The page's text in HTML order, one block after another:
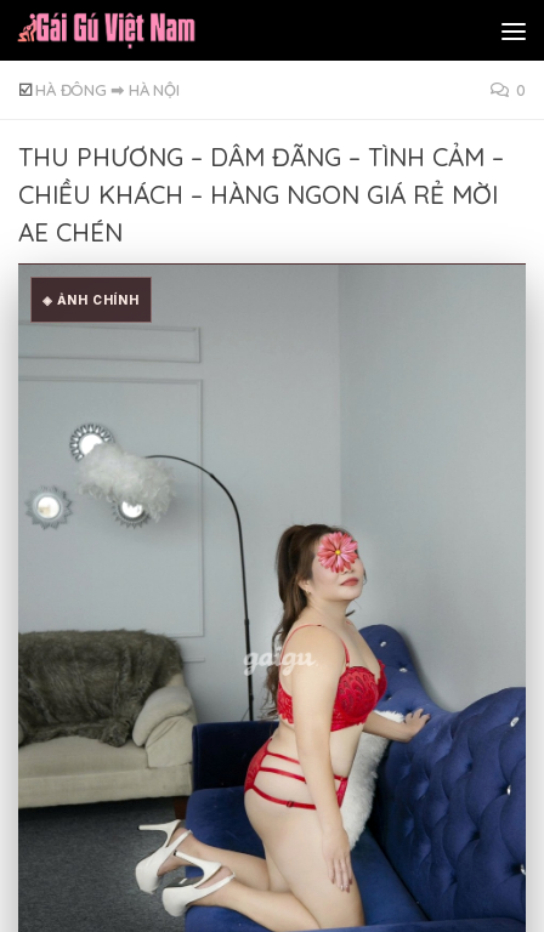
Skip to content
☑️HÀ ĐÔNG ➡ HÀ NỘI 0
THU PHƯƠNG – DÂM ĐÃNG – TÌNH CẢM –
CHIỀU KHÁCH – HÀNG NGON GIÁ RẺ MỜI
AE CHÉN
◈ ẢNH CHÍNH